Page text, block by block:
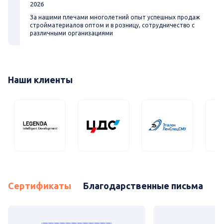
2026
За нашими плечами многолетний опыт успешных продаж
стройматериалов оптом и в розницу, сотрудничество с
различными организациями
Наши клиенты
Сертификаты Благодарственные письма